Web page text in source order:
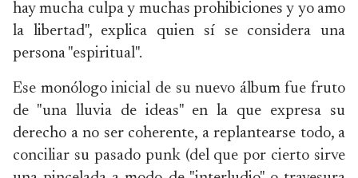
hay mucha culpa y muchas prohibiciones y yo amo
la libertad", explica quien sí se considera una
persona "espiritual".
Ese monólogo inicial de su nuevo álbum fue fruto
de "una lluvia de ideas" en la que expresa su
derecho a no ser coherente, a replantearse todo, a
conciliar su pasado punk (del que por cierto sirve